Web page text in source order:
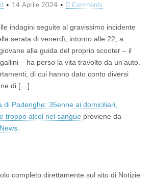
• 14 Aprile 2024 • 0 Comments
indagini seguite al gravissimo incidente
serata di venerdì, intorno alle 22, a
alla guida del proprio scooter – il
– ha perso la vita travolto da un’auto.
di cui hanno dato conto diversi
di […]
di Padenghe: 35enne ai domiciliari,
troppo alcol nel sangue proviene da
completo direttamente sul sito di Notizie